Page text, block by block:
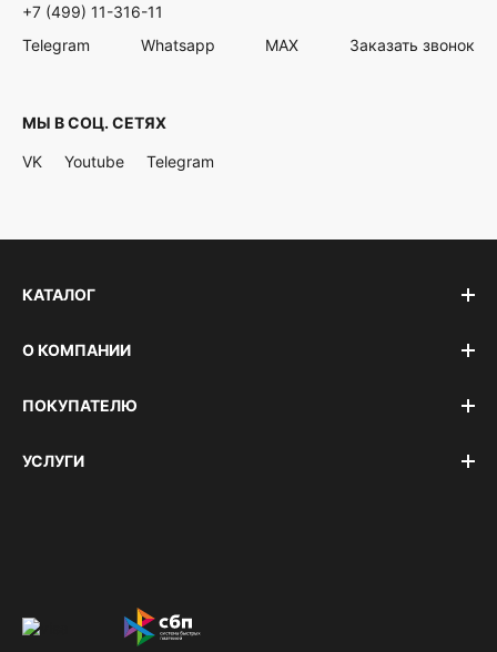
+7 (499) 11-316-11
Telegram
Whatsapp MAX Заказать звонок
МЫ В СОЦ. СЕТЯХ
VK Youtube Telegram
КАТАЛОГ
О КОМПАНИИ
ПОКУПАТЕЛЮ
УСЛУГИ